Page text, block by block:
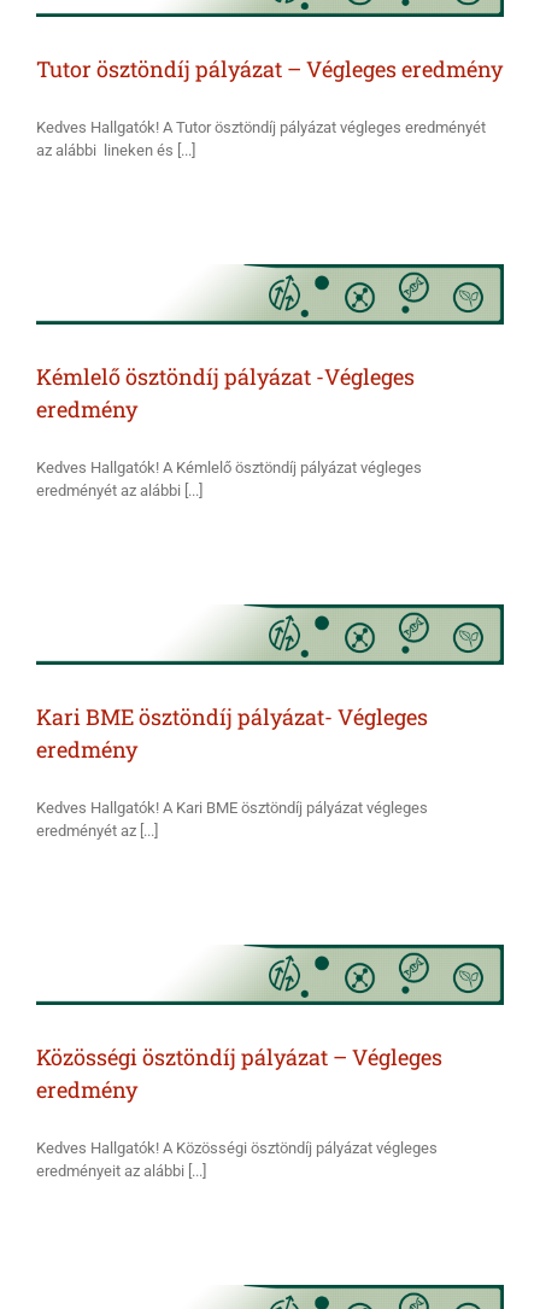
Tutor ösztöndíj pályázat – Végleges eredmény
Kedves Hallgatók! A Tutor ösztöndíj pályázat végleges eredményét
az alábbi lineken és [...]
Kémlelő ösztöndíj pályázat -Végleges
eredmény
Kedves Hallgatók! A Kémlelő ösztöndíj pályázat végleges
eredményét az alábbi [...]
Kari BME ösztöndíj pályázat- Végleges
eredmény
Kedves Hallgatók! A Kari BME ösztöndíj pályázat végleges
eredményét az [...]
Közösségi ösztöndíj pályázat – Végleges
eredmény
Kedves Hallgatók! A Közösségi ösztöndíj pályázat végleges
eredményeit az alábbi [...]